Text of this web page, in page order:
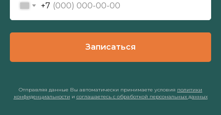
+7
Записаться
Отправляя данные Вы автоматически принимаете условия политики
конфиденциальности и соглашаетесь с обработкой персональных данных